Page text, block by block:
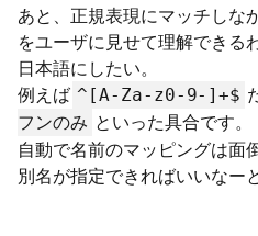
あと、正規表現にマッチしな
をユーザに見せて理解できる
日本語にしたい。
例えば ^[A-Za-z0-9-]+$
フンのみ といった具合です。
自動で名前のマッピングは面
別名が指定できればいいなー